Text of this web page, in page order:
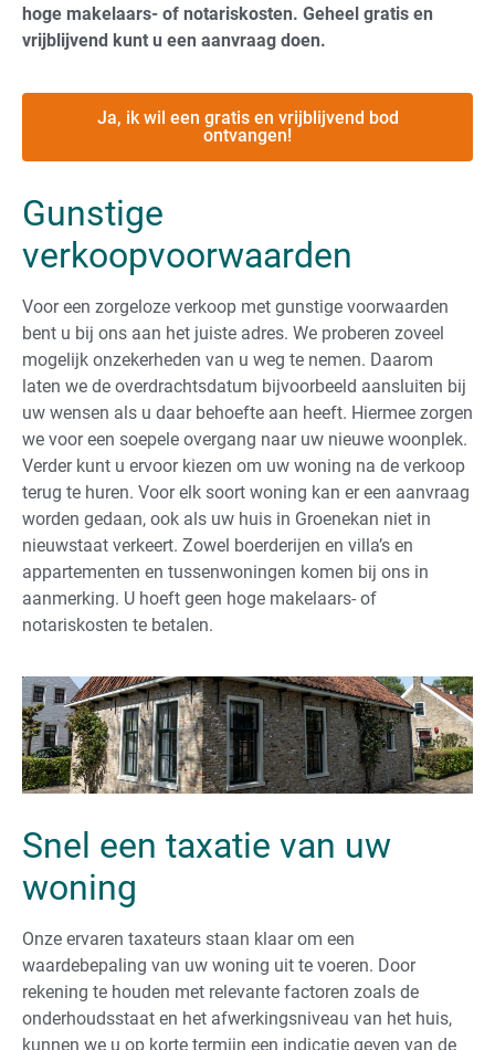
hoge makelaars- of notariskosten. Geheel gratis en
vrijblijvend kunt u een aanvraag doen.
Ja, ik wil een gratis en vrijblijvend bod
ontvangen!
Gunstige
verkoopvoorwaarden
Voor een zorgeloze verkoop met gunstige voorwaarden
bent u bij ons aan het juiste adres. We proberen zoveel
mogelijk onzekerheden van u weg te nemen. Daarom
laten we de overdrachtsdatum bijvoorbeeld aansluiten bij
uw wensen als u daar behoefte aan heeft. Hiermee zorgen
we voor een soepele overgang naar uw nieuwe woonplek.
Verder kunt u ervoor kiezen om uw woning na de verkoop
terug te huren. Voor elk soort woning kan er een aanvraag
worden gedaan, ook als uw huis in Groenekan niet in
nieuwstaat verkeert. Zowel boerderijen en villa’s en
appartementen en tussenwoningen komen bij ons in
aanmerking. U hoeft geen hoge makelaars- of
notariskosten te betalen.
Snel een taxatie van uw
woning
Onze ervaren taxateurs staan klaar om een
waardebepaling van uw woning uit te voeren. Door
rekening te houden met relevante factoren zoals de
onderhoudsstaat en het afwerkingsniveau van het huis,
kunnen we u op korte termijn een indicatie geven van de